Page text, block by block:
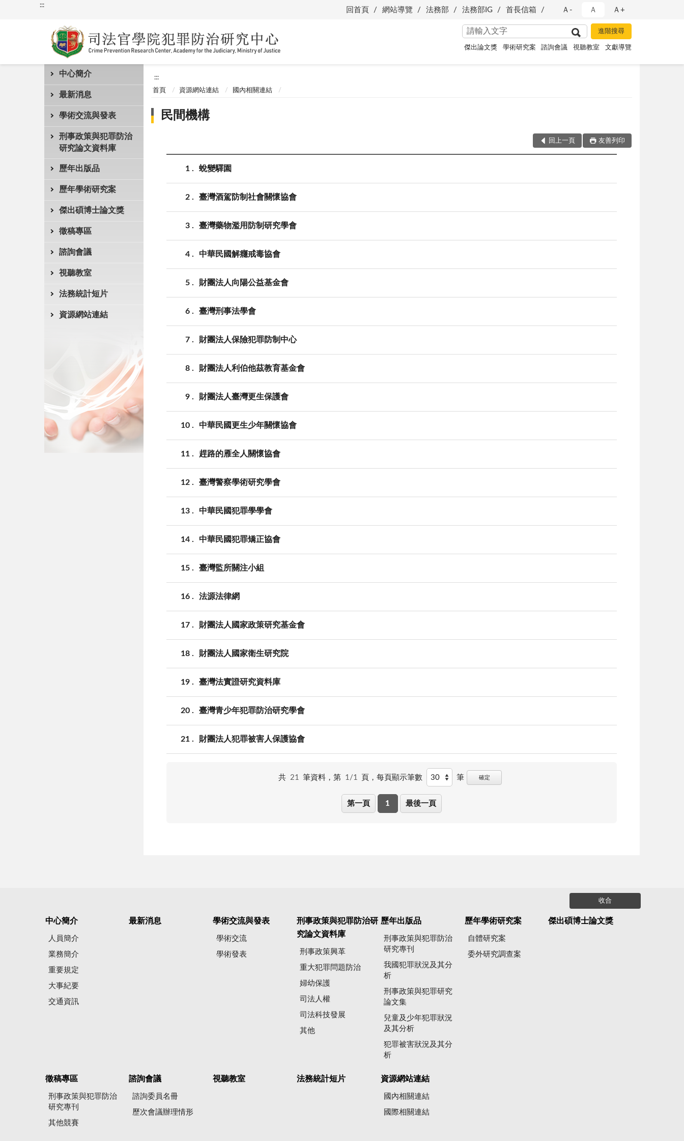
:::
回首頁 網站導覽 法務部 法務部IG 首長信箱 Ａ- Ａ Ａ+
傑出論文獎 學術研究案 諮詢會議 視聽教室 文獻導覽
中心簡介
最新消息
學術交流與發表
刑事政策與犯罪防治
研究論文資料庫
歷年出版品
歷年學術研究案
傑出碩博士論文獎
徵稿專區
諮詢會議
視聽教室
法務統計短片
資源網站連結
:::
首頁 資源網站連結 國內相關連結
民間機構
回上一頁 友善列印
1 蛻變驛園
2 臺灣酒駕防制社會關懷協會
3 臺灣藥物濫用防制研究學會
4 中華民國解癮戒毒協會
5 財團法人向陽公益基金會
6 臺灣刑事法學會
7 財團法人保險犯罪防制中心
8 財團法人利伯他茲教育基金會
9 財團法人臺灣更生保護會
10 中華民國更生少年關懷協會
11 趕路的雁全人關懷協會
12 臺灣警察學術研究學會
13 中華民國犯罪學學會
14 中華民國犯罪矯正協會
15 臺灣監所關注小組
16 法源法律網
17 財團法人國家政策研究基金會
18 財團法人國家衛生研究院
19 臺灣法實證研究資料庫
20 臺灣青少年犯罪防治研究學會
21 財團法人犯罪被害人保護協會
共 21 筆資料，第 1/1 頁，每頁顯示筆數 筆 確定
第一頁 1 最後一頁
收合
中心簡介
人員簡介
業務簡介
重要規定
大事紀要
交通資訊
最新消息 學術交流與發表
學術交流
學術發表
刑事政策與犯罪防治研
究論文資料庫
刑事政策興革
重大犯罪問題防治
婦幼保護
司法人權
司法科技發展
其他
歷年出版品
刑事政策與犯罪防治
研究專刊
我國犯罪狀況及其分
析
刑事政策與犯罪研究
論文集
兒童及少年犯罪狀況
及其分析
犯罪被害狀況及其分
析
歷年學術研究案
自體研究案
委外研究調查案
傑出碩博士論文獎
徵稿專區
刑事政策與犯罪防治
研究專刊
其他競賽
諮詢會議
諮詢委員名冊
歷次會議辦理情形
視聽教室 法務統計短片 資源網站連結
國內相關連結
國際相關連結